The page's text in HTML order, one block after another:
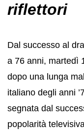
riflettori
Dal successo al
a 76 anni, martedì
dopo una lunga
italiano degli anni
segnata dal
popolarità